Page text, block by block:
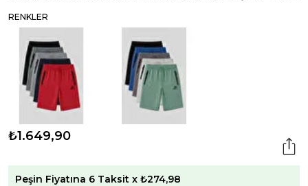
RENKLER
₺1.649,90
Peşin Fiyatına 6 Taksit x ₺274,98